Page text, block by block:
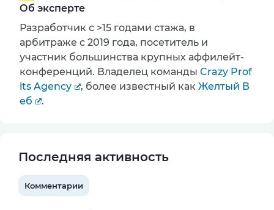
Об эксперте
Разработчик с >15 годами стажа, в
арбитраже с 2019 года, посетитель и
участник большинства крупных аффилейт-
конференций. Владелец команды Crazy Prof
its Agency
, более известный как Желтый В
еб
.
Последняя активность
Комментарии